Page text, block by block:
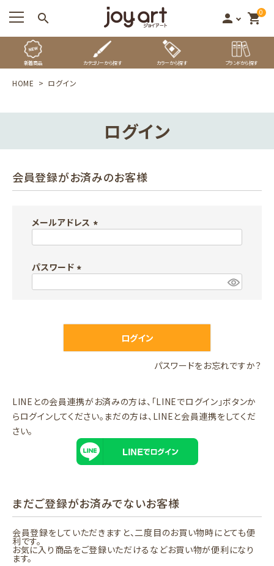
search person 0
shopping_cart
新着商品 カテゴリーから探す カラーから探す ブランドから探す
HOME ログイン
ログイン
会員登録がお済みのお客様
メールアドレス
パスワード
)
ログイン
パスワードをお忘れですか？
LINEとの会員連携がお済みの方は、「LINEでログイン」ボタンか
らログインしてください。まだの方は、 LINEと会員連携をしてくだ
さい。
まだご登録がお済みでないお客様
会員登録をしていただきますと、二度目のお買い物時にとても便
利です。
お気に入り商品をご登録いただけるなどお買い物が便利になり
ます。